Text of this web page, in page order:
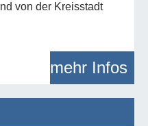
von der Kreisstadt
mehr Infos